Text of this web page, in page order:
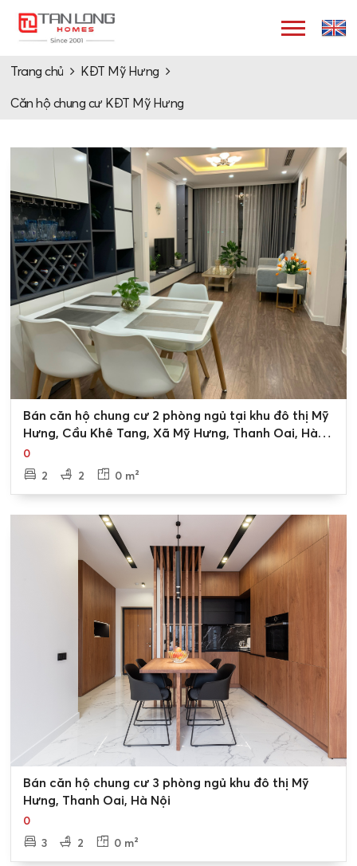
Trang chủ KĐT Mỹ Hưng
Căn hộ chung cư KĐT Mỹ Hưng
Bán căn hộ chung cư 2 phòng ngủ tại khu đô thị Mỹ
Hưng, Cầu Khê Tang, Xã Mỹ Hưng, Thanh Oai, Hà
Nội
0
2
2 0 m²
Bán căn hộ chung cư 3 phòng ngủ khu đô thị Mỹ
Hưng, Thanh Oai, Hà Nội
0
3
2 0 m²